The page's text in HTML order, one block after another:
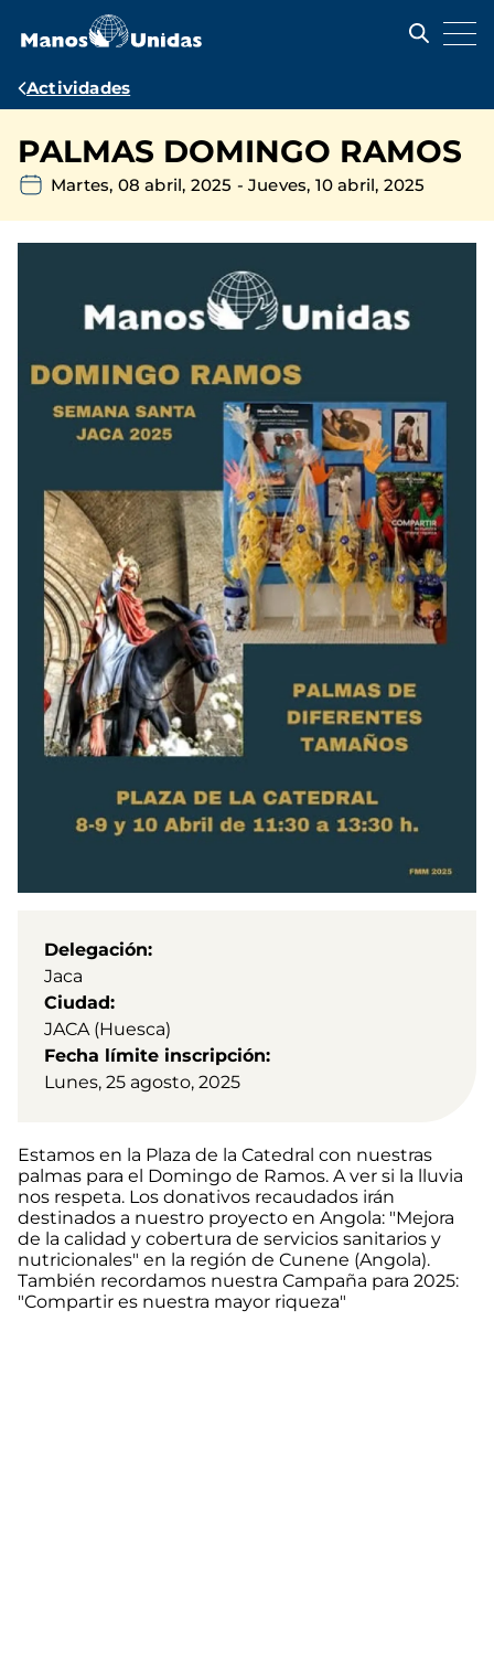
contenido
Ruta
navegación
Actividades
PALMAS DOMINGO RAMOS
Martes, 08 abril, 2025 -Jueves, 10 abril, 2025
Delegación
Jaca
Ciudad
JACA (Huesca)
Fecha límite inscripción
Lunes, 25 agosto, 2025
Estamos en la Plaza de la Catedral con nuestras
palmas para el Domingo de Ramos. A ver si la lluvia
nos respeta. Los donativos recaudados irán
destinados a nuestro proyecto en Angola: "Mejora
de la calidad y cobertura de servicios sanitarios y
nutricionales" en la región de Cunene (Angola).
También recordamos nuestra Campaña para 2025:
"Compartir es nuestra mayor riqueza"